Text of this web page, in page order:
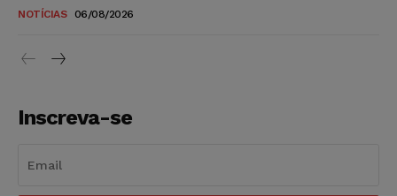
NOTÍCIAS 06/08/2026
Inscreva-se